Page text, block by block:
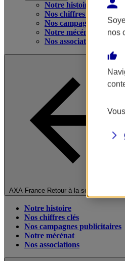
Notre histoire
Nos chiffres clés
Nos campagnes
Notre mécénat
Nos associations
AXA France Retour à la section
Notre histoire
Nos chiffres clés
Nos campagnes publicitaires
Notre mécénat
Nos associations
nos